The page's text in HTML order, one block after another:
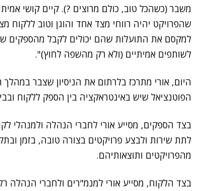
שהפרויקט יהיה רווחי מצד אחד והוגן וטוב ללקוח
למקסם את התועלות שהם יכולים לקבל מהספקים
לשותפים אמיתיים (ולא רק מהשפה לחוץ)".
היום, אורי מתרכז בלרתום את הניסיון שצבר
הפוטנציאל שיש באינטראקציה בין הספק ללקוח
בצד הספקים, מסייע אורי לחברי הנהלה ולמנהלי
לתת שירות ולבצע פרויקטים בצורה טובה, בזמן
מהפרויקטים ותוצאותיהם.
בצד הלקוח, מסייע אורי למנמ"רים ולחברי הנהלה